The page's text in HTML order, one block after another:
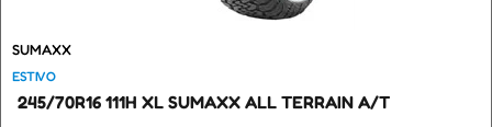
SUMAXX
ESTIVO
245/70R16 111H XL SUMAXX ALL TERRAIN A/T